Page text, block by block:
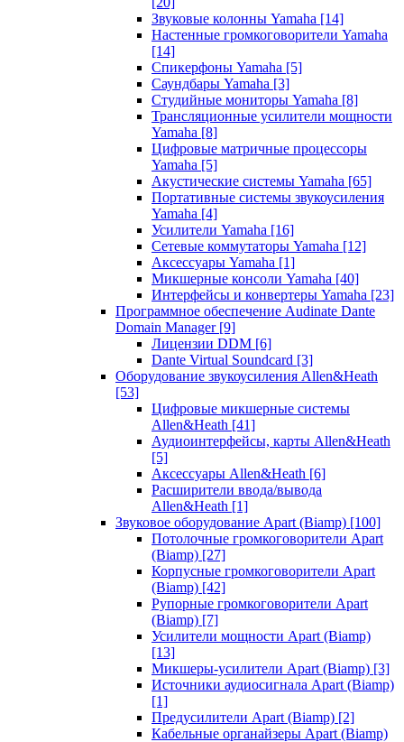
Звуковые колонны Yamaha [14]
Настенные громкоговорители Yamaha
[14]
Спикерфоны Yamaha [5]
Саундбары Yamaha [3]
Студийные мониторы Yamaha [8]
Трансляционные усилители мощности
Yamaha [8]
Цифровые матричные процессоры
Yamaha [5]
Акустические системы Yamaha [65]
Портативные системы звукоусиления
Yamaha [4]
Усилители Yamaha [16]
Сетевые коммутаторы Yamaha [12]
Аксессуары Yamaha [1]
Микшерные консоли Yamaha [40]
Интерфейсы и конвертеры Yamaha [23]
Программное обеспечение Audinate Dante
Domain Manager [9]
Лицензии DDM [6]
Dante Virtual Soundcard [3]
Оборудование звукоусиления Allen&Heath
[53]
Цифровые микшерные системы
Allen&Heath [41]
Аудиоинтерфейсы, карты Allen&Heath
[5]
Аксессуары Allen&Heath [6]
Расширители ввода/вывода
Allen&Heath [1]
Звуковое оборудование Apart (Biamp) [100]
Потолочные громкоговорители Apart
(Biamp) [27]
Корпусные громкоговорители Apart
(Biamp) [42]
Рупорные громкоговорители Apart
(Biamp) [7]
Усилители мощности Apart (Biamp)
[13]
Микшеры-усилители Apart (Biamp) [3]
Источники аудиосигнала Apart (Biamp)
[1]
Предусилители Apart (Biamp) [2]
Кабельные органайзеры Apart (Biamp)